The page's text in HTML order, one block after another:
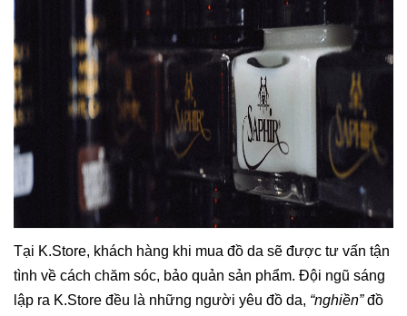
Tại K.Store, khách hàng khi mua đồ da sẽ được tư vấn tận
tình về cách chăm sóc, bảo quản sản phẩm. Đội ngũ sáng
lập ra K.Store đều là những người yêu đồ da, “nghiền”đồ